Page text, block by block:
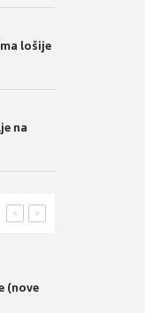
lošije
na
>
<
(nove